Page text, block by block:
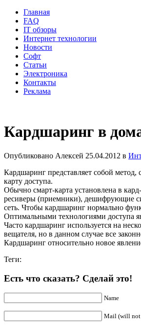
Главная
FAQ
IT обзоры
Интернет технологии
Новости
Софт
Статьи
Электроника
Контакты
Реклама
Кардшаринг в
Опубликовано Алексей 25.04.2012 в
Кардшаринг представляет собой
карту доступа.
Обычно смарт-карта установлена в
ресиверы (приемники), дешифрующие
сеть. Чтобы кардшаринг нормально
Оптимальными технологиями доступа
Часто кардшаринг используется на
вещателя, но в данном случае все
Кардшаринг относительно новое
Теги:
Есть что сказать? Сделай это!
Name
Mail (will not